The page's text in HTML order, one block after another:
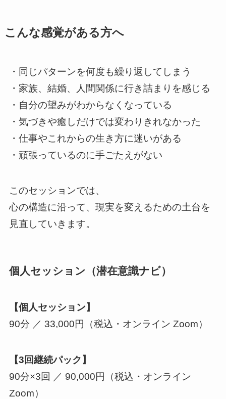
こんな感覚がある方へ
・同じパターンを何度も繰り返してしまう
・家族、結婚、人間関係に行き詰まりを感じる
・自分の望みがわからなくなっている
・気づきや癒しだけでは変わりきれなかった
・仕事やこれからの生き方に迷いがある
・頑張っているのに手ごたえがない
このセッションでは、
心の構造に沿って、現実を変えるための土台を
見直していきます。
個人セッション（潜在意識ナビ）
【個人セッション】
90分 ／ 33,000円（税込・オンライン Zoom）
【3回継続パック】
90分×3回 ／ 90,000円（税込・オンライン
Zoom）